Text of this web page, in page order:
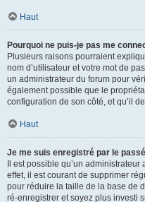
Haut
Pourquoi ne puis-je pas me
Plusieurs raisons pourraient
nom d’utilisateur et votre mot de
un administrateur du forum pour
également possible que le
configuration de son côté, et qu’il
Haut
Je me suis enregistré par le
Il est possible qu’un
effet, il est courant de supprimer
pour réduire la taille de la base de
ré-enregistrer et soyez plus investi